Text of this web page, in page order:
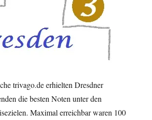
trivago.de erhielten Dresdner
die besten Noten unter den
Maximal erreichbar waren 100